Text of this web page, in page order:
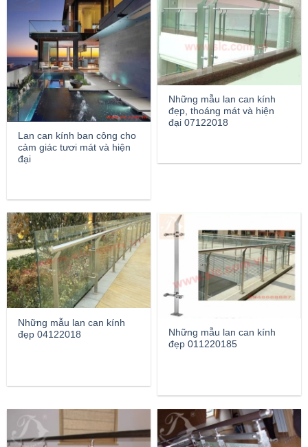
Lan can kính ban công cho
cảm giác tươi mát và hiện
đại
Những mẫu lan can kính
đẹp, thoáng mát và hiện
đại 07122018
Những mẫu lan can kính
đẹp 04122018
Những mẫu lan can kính
đẹp 011220185